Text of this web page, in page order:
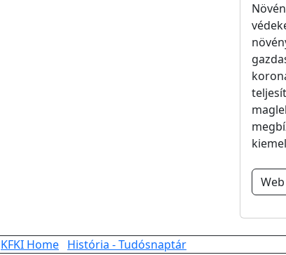
KFKI Home História - Tudósnaptár